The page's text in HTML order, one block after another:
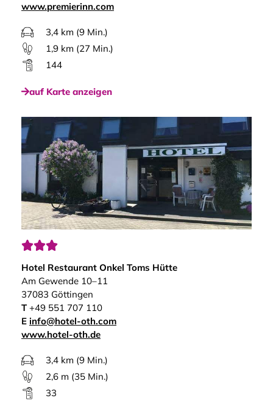
www.premierinn.com
3,4 km (9 Min.)
1,9 km (27 Min.)
144
auf Karte anzeigen

Hotel Restaurant Onkel Toms Hütte
Am Gewende 10–11
37083 Göttingen
T+49 551 707 110
E info@hotel-oth.com
www.hotel-oth.de
3,4 km (9 Min.)
2,6 m (35 Min.)
33